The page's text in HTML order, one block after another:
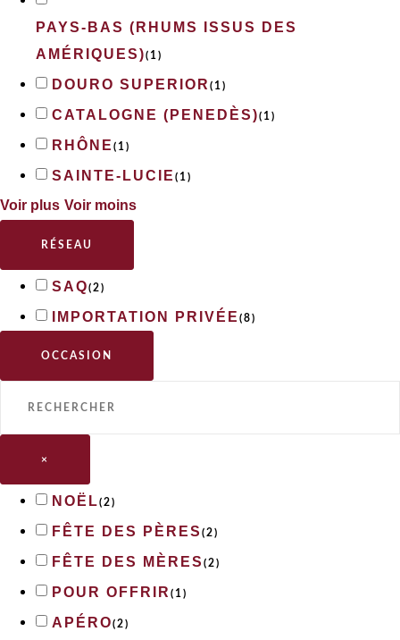
PAYS-BAS (RHUMS ISSUS DES
AMÉRIQUES)( 1 )
DOURO SUPERIOR ( 1 )
CATALOGNE (PENEDÈS)( 1 )
RHÔNE ( 1 )
SAINTE-LUCIE ( 1 )
Voir plus Voir moins
RÉSEAU
SAQ(2)
IMPORTATION PRIVÉE (8)
OCCASION
×
NOËL(2)
FÊTE DES PÈRES (2)
FÊTE DES MÈRES (2)
POUR OFFRIR ( 1 )
APÉRO(2)